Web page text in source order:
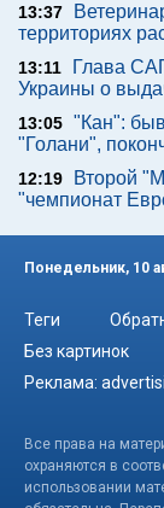
13:37
территориях
13:11
Глава
Украины о
13:05 "Кан":
"Голани",
12:19
Второй
"чемпионат
Понедельник, 10
Теги
Без картинок
Реклама:
Все права на
охраняются в
использовании